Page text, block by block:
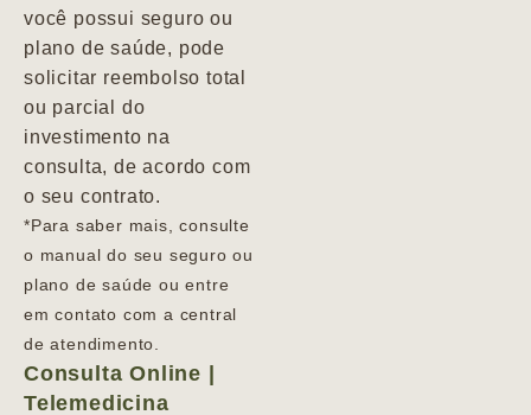
você possui seguro ou
plano de saúde, pode
solicitar reembolso total
ou parcial do
investimento na
consulta, de acordo com
o seu contrato.
*Para saber mais, consulte
o manual do seu seguro ou
plano de saúde ou entre
em contato com a central
de atendimento.
Consulta Online |
Telemedicina